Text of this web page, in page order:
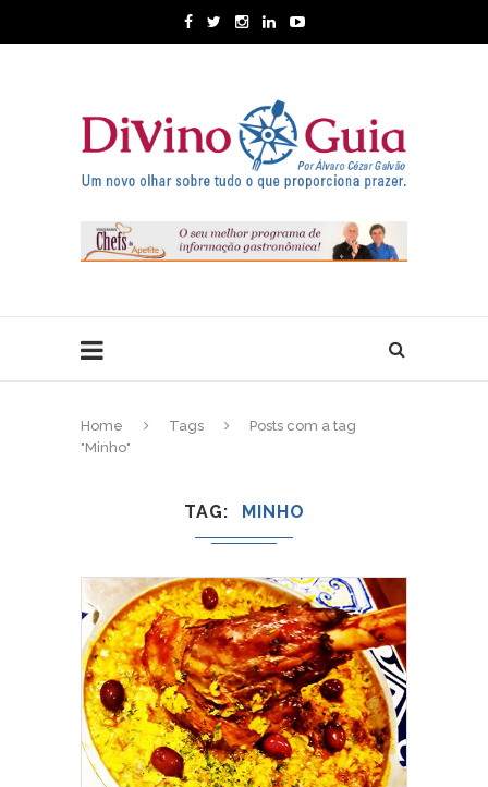
Home Tags
Posts com a tag
"Minho"
TAG MINHO